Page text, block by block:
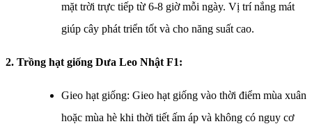
mặt trời trực tiếp từ 6-8 giờ mỗi ngày. Vị trí nắng mát
giúp cây phát triển tốt và cho năng suất cao.
2. Trồng hạt giống Dưa Leo Nhật F1​:
Gieo hạt giống: Gieo hạt giống vào thời điểm mùa xuân
hoặc mùa hè khi thời tiết ấm áp và không có nguy cơ